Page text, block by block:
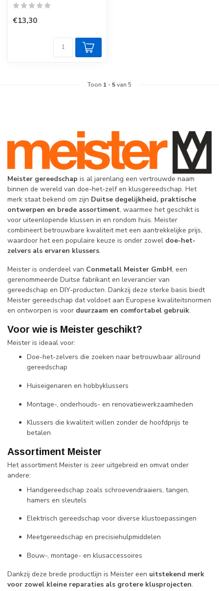
€13,30
Toon 1 - 5van 5
Meister gereedschap is al jarenlang een vertrouwde naam
binnen de wereld van doe-het-zelf en klusgereedschap. Het
merk staat bekend om zijn Duitse degelijkheid, praktische
ontwerpen en brede assortiment, waarmee het geschikt is
voor uiteenlopende klussen in en rondom huis. Meister
combineert betrouwbare kwaliteit met een aantrekkelijke prijs,
waardoor het een populaire keuze is onder zowel doe-het-
zelvers als ervaren klussers.
Meister is onderdeel van Conmetall Meister GmbH, een
gerenommeerde Duitse fabrikant en leverancier van
gereedschap en DIY-producten. Dankzij deze sterke basis biedt
Meister gereedschap dat voldoet aan Europese kwaliteitsnormen
en ontworpen is voor duurzaam en comfortabel gebruik.
Voor wie is Meister geschikt?
Meister is ideaal voor:
Doe-het-zelvers die zoeken naar betrouwbaar allround
gereedschap
Huiseigenaren en hobbyklussers
Montage-, onderhouds- en renovatiewerkzaamheden
Klussers die kwaliteit willen zonder de hoofdprijs te
betalen
Assortiment Meister
Het assortiment Meister is zeer uitgebreid en omvat onder
andere:
Handgereedschap zoals schroevendraaiers, tangen,
hamers en sleutels
Elektrisch gereedschap voor diverse klustoepassingen
Meetgereedschap en precisiehulpmiddelen
Bouw-, montage- en klusaccessoires
Dankzij deze brede productlijn is Meister een uitstekend merk
voor zowel kleine reparaties als grotere klusprojecten.